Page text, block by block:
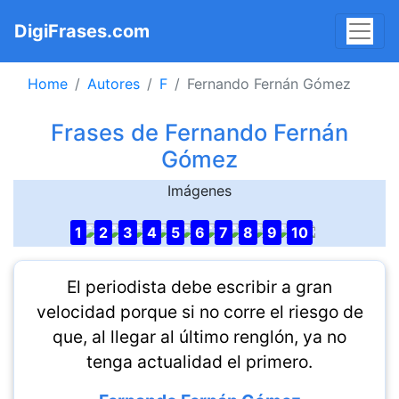
DigiFrases.com
Home Autores F Fernando Fernán Gómez
Frases de Fernando Fernán
Gómez
Imágenes
1 2 3 4 5 6 7 8 9 10
El periodista debe escribir a gran
velocidad porque si no corre el riesgo de
que, al llegar al último renglón, ya no
tenga actualidad el primero.